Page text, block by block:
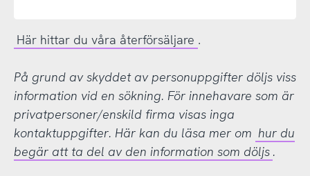
Här hittar du våra återförsäljare .
På grund av skyddet av personuppgifter döljs viss
information vid en sökning. För innehavare som är
privatpersoner/enskild firma visas inga
kontaktuppgifter. Här kan du läsa mer om hur du
begär att ta del av den information som döljs .